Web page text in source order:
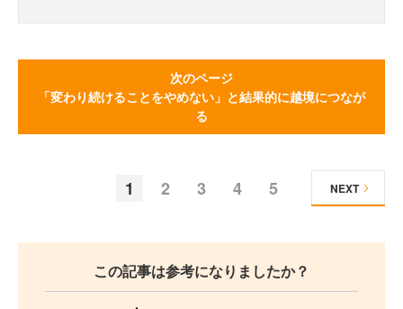
次のページ
「変わり続けることをやめない」と結果的に越境につなが
る
1 2 3 4 5 NEXT
この記事は参考になりましたか？